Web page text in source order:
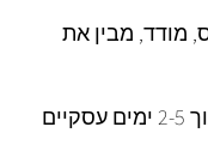
מודד, מבין את